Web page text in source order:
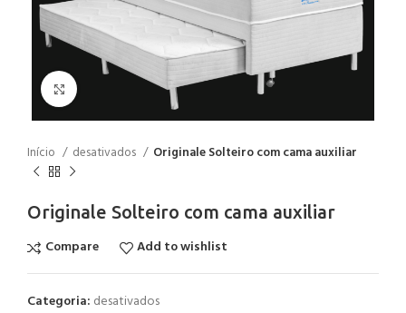
Click to enlarge
Início desativados Originale Solteiro com cama auxiliar
Originale Solteiro com cama auxiliar
Compare
Add to wishlist
Categoria: desativados